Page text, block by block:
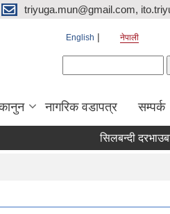
triyuga.mun@gmail.com,
English नेपाली
नागरिक वडापत्र सम्पर्क
सिलबन्दी